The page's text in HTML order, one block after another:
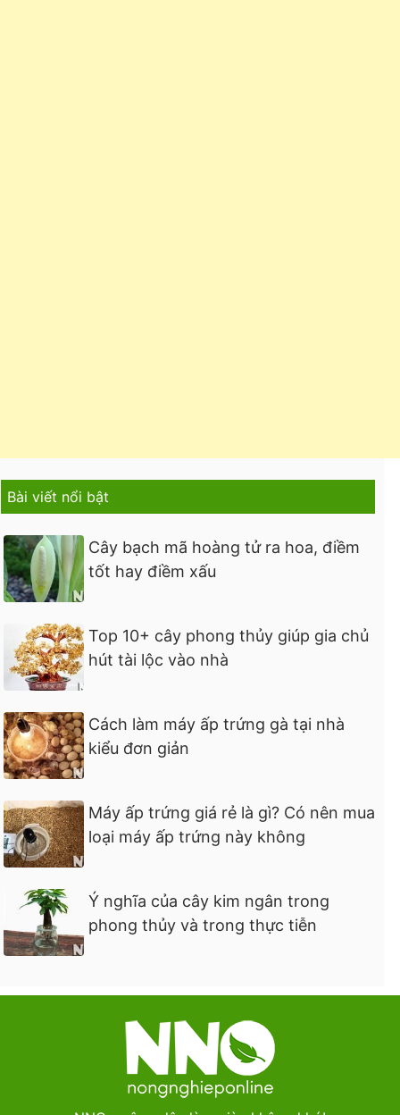
Bài viết nổi bật
Cây bạch mã hoàng tử ra hoa, điềm
tốt hay điềm xấu
Top 10+ cây phong thủy giúp gia chủ
hút tài lộc vào nhà
Cách làm máy ấp trứng gà tại nhà
kiểu đơn giản
Máy ấp trứng giá rẻ là gì? Có nên mua
loại máy ấp trứng này không
Ý nghĩa của cây kim ngân trong
phong thủy và trong thực tiễn